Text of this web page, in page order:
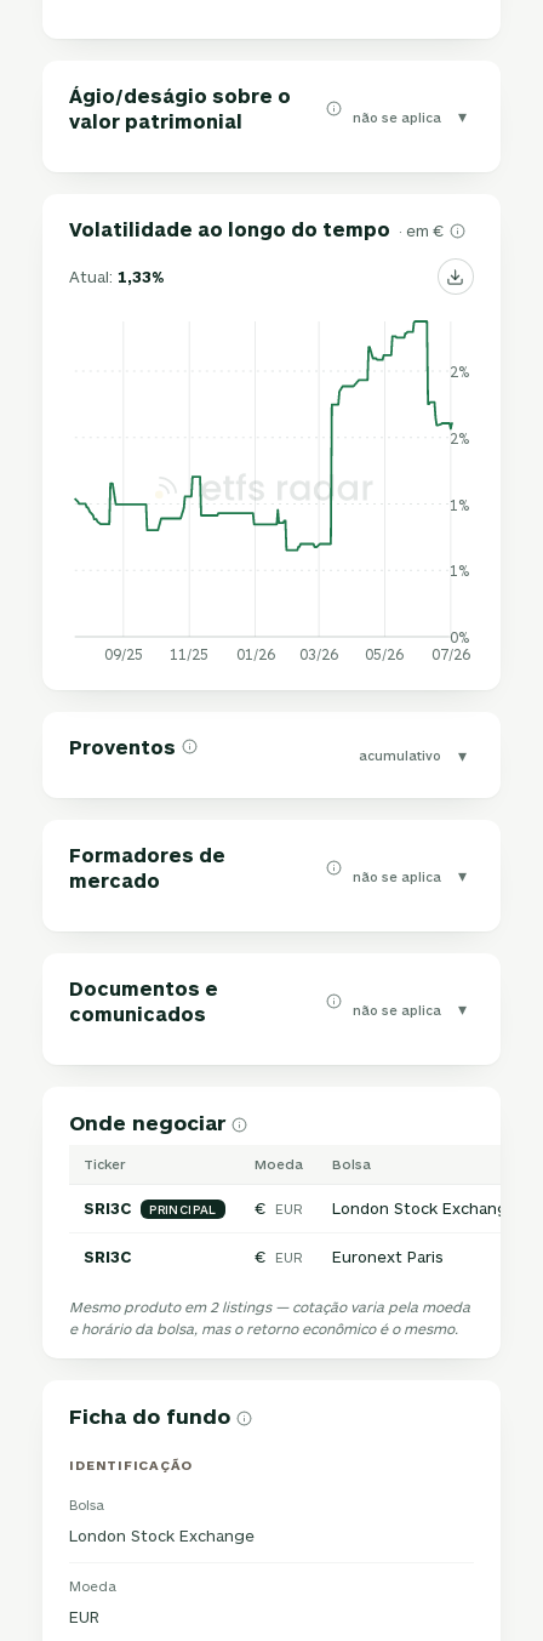
Ágio/deságio sobre o
valor patrimonial
não se aplica ▾
Volatilidade ao longo do tempo · em €
Atual:1,33%
0%
1%
1%
2%
2%
09/25 11/25 01/26 03/26 05/26 07/26
Proventos acumulativo ▾
Formadores de
mercado
não se aplica ▾
Documentos e
comunicados
não se aplica ▾
Onde negociar
Ticker Moeda Bolsa
SRI3C PRINCIPAL € EUR London Stock Exchange
SRI3C € EUR Euronext Paris
Mesmo produto em 2 listings — cotação varia pela moeda
e horário da bolsa, mas o retorno econômico é o mesmo.
Ficha do fundo
IDENTIFICAÇÃO
Bolsa
London Stock Exchange
Moeda
EUR